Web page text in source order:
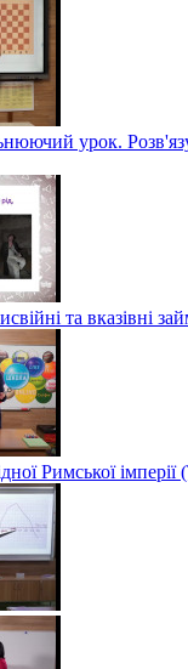
урок.
та вказівні
Римської